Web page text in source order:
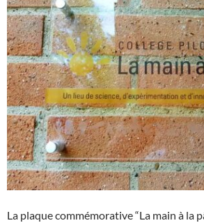
La plaque commémorative “La main à la